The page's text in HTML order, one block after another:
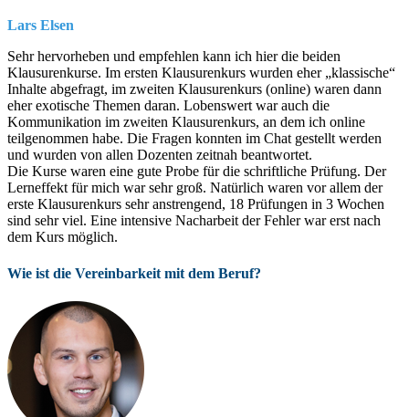
Lars Elsen
Sehr hervorheben und empfehlen kann ich hier die beiden
Klausurenkurse. Im ersten Klausurenkurs wurden eher „klassische“
Inhalte abgefragt, im zweiten Klausurenkurs (online) waren dann
eher exotische Themen daran. Lobenswert war auch die
Kommunikation im zweiten Klausurenkurs, an dem ich online
teilgenommen habe. Die Fragen konnten im Chat gestellt werden
und wurden von allen Dozenten zeitnah beantwortet.
Die Kurse waren eine gute Probe für die schriftliche Prüfung. Der
Lerneffekt für mich war sehr groß. Natürlich waren vor allem der
erste Klausurenkurs sehr anstrengend, 18 Prüfungen in 3 Wochen
sind sehr viel. Eine intensive Nacharbeit der Fehler war erst nach
dem Kurs möglich.
Wie ist die Vereinbarkeit mit dem Beruf?